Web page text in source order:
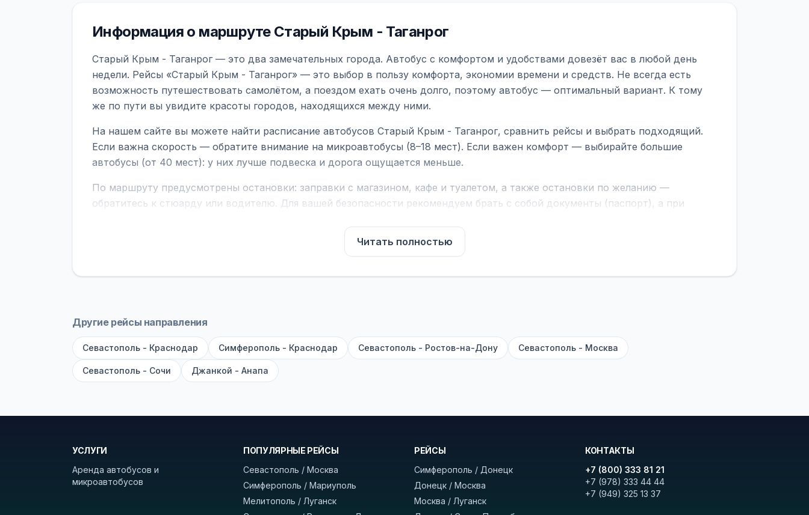
Информация о маршруте Старый Крым - Таганрог
Старый Крым - Таганрог — это два замечательных города. Автобус с комфортом и удобствами довезёт вас в любой день
недели. Рейсы «Старый Крым - Таганрог» — это выбор в пользу комфорта, экономии времени и средств. Не всегда есть
возможность путешествовать самолётом, а поездом ехать очень долго, поэтому автобус — оптимальный вариант. К тому
же по пути вы увидите красоты городов, находящихся между ними.
На нашем сайте вы можете найти расписание автобусов Старый Крым - Таганрог, сравнить рейсы и выбрать подходящий.
Если важна скорость — обратите внимание на микроавтобусы (8–18 мест). Если важен комфорт — выбирайте большие
автобусы (от 40 мест): у них лучше подвеска и дорога ощущается меньше.
По маршруту предусмотрены остановки: заправки с магазином, кафе и туалетом, а также остановки по желанию —
обратитесь к стюарду или водителю. Для вашей безопасности рекомендуем брать с собой документы (паспорт), а при
В автобусах есть всё необходимое для комфортной поездки: регулировка сидений, кондиционер, отопление, зарядка
устройств, вода, пледы. На больших автобусах работают стюарды. У нас
оплата производится только при посадке, печатать билет заранее не нужно.
рейсов вы увидите время выезда, место посадки, время и место прибытия, время в пути и цену. Кнопка «Детали рейса»
Удачных поездок! С уважением, командаBUSTRIP.PRO
Читать полностью
Другие рейсы направления
Севастополь - Краснодар Симферополь - Краснодар Севастополь - Ростов-на-Дону Севастополь - Москва
Севастополь - Сочи Джанкой - Анапа
УСЛУГИ
Аренда автобусов и
микроавтобусов
ПОПУЛЯРНЫЕ РЕЙСЫ
Севастополь / Москва
Симферополь / Мариуполь
Мелитополь / Луганск
РЕЙСЫ
Симферополь / Донецк
Донецк / Москва
Москва / Луганск
КОНТАКТЫ
+7 (800) 333 81 21
+7 (978) 333 44 44
+7 (949) 325 13 37